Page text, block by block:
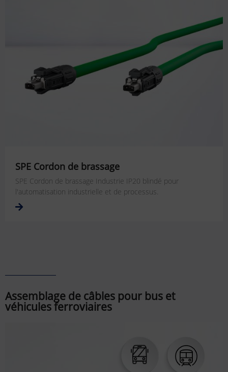
SPE Cordon de brassage
SPE Cordon de brassage Industrie IP20 blindé pour
l'automatisation industrielle et de processus.
Assemblage de câbles pour bus et
véhicules ferroviaires